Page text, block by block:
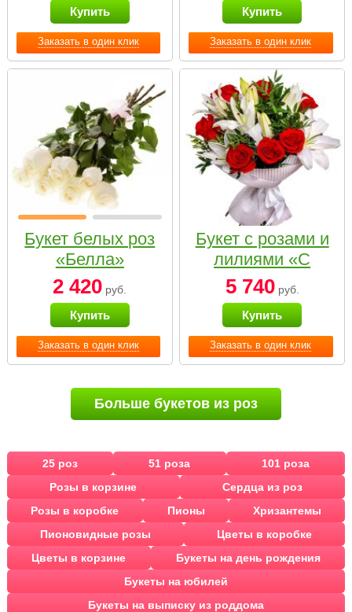
Заказать в один клик
Купить
Заказать в один клик
Купить
Заказать в один клик
Букет белых роз
«Белла»
2 420 руб.
Купить
Заказать в один клик
Букет с розами и
лилиями «С
наилучшими
пожеланиями»
5 740руб.
Купить
Больше букетов из роз
25 роз 51 роза
101 роза
Розы в корзине
Сердца из роз
Розы в коробке
Пионы
Хризантемы
Пионовидные розы
Цветы в коробке
Цветы в корзине
Букеты на день рождения
Букеты на юбилей
Букеты на выписку из роддома